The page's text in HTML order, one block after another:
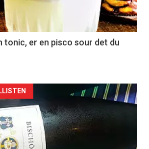
tonic, er en pisco sour det du